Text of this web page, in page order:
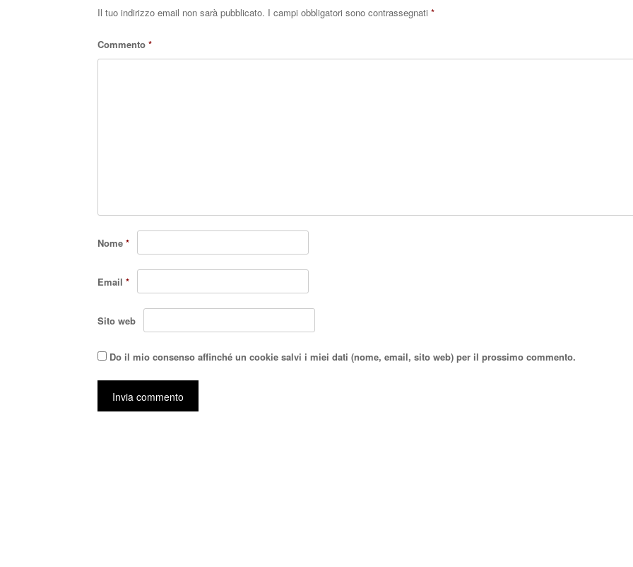
Il tuo indirizzo email non sarà pubblicato. I campi obbligatori sono contrassegnati *
Commento *
Nome *
Email *
Sito web
Do il mio consenso affinché un cookie salvi i miei dati (nome, email, sito web) per il prossimo commento.